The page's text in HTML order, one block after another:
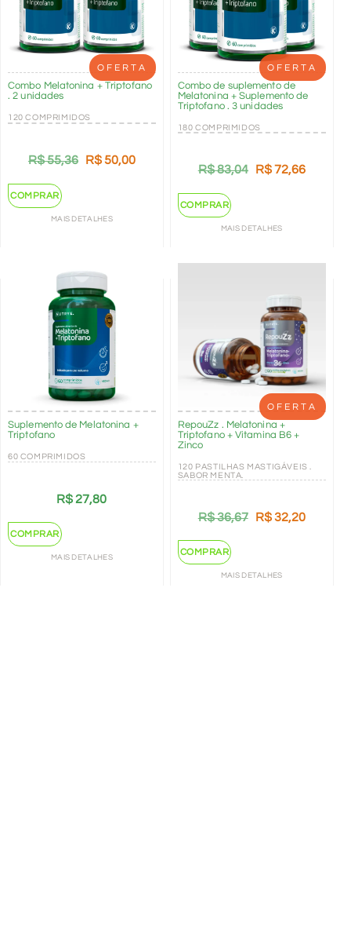
OFERTA
Combo Melatonina + Triptofano
. 2 unidades
120 COMPRIMIDOS
R$55,36 R$50,00
COMPRAR
MAIS DETALHES
OFERTA
Combo de suplemento de
Melatonina + Suplemento de
Triptofano . 3 unidades
180 COMPRIMIDOS
R$83,04 R$72,66
COMPRAR
MAIS DETALHES
Suplemento de Melatonina +
Triptofano
60 COMPRIMIDOS
R$27,80
COMPRAR
MAIS DETALHES
OFERTA
RepouZz . Melatonina +
Triptofano + Vitamina B6 +
Zinco
120 PASTILHAS MASTIGÁVEIS .
SABOR MENTA.
R$36,67 R$32,20
COMPRAR
MAIS DETALHES